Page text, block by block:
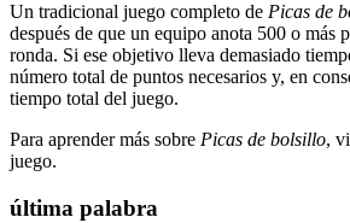
Un tradicional juego completo de Picas de
después de que un equipo anota 500 o más
ronda. Si ese objetivo lleva demasiado
número total de puntos necesarios y, en
tiempo total del juego.
Para aprender más sobre Picas de bolsillo,
juego.
última palabra